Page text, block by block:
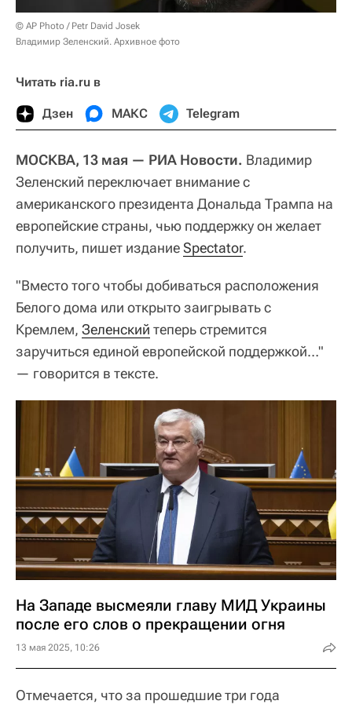
© AP Photo / Petr David Josek
Владимир Зеленский. Архивное фото
Читать ria.ru в
Дзен МАКС Telegram
МОСКВА, 13 мая — РИА Новости. Владимир
Зеленский переключает внимание с
американского президента Дональда Трампа на
европейские страны, чью поддержку он желает
получить, пишет изданиеSpectator.
"Вместо того чтобы добиваться расположения
Белого дома или открыто заигрывать с
Кремлем, Зеленский теперь стремится
заручиться единой европейской поддержкой…"
— говорится в тексте.
На Западе высмеяли главу МИД Украины
после его слов о прекращении огня
13 мая 2025, 10:26
Отмечается, что за прошедшие три года